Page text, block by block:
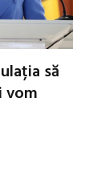
să
vom